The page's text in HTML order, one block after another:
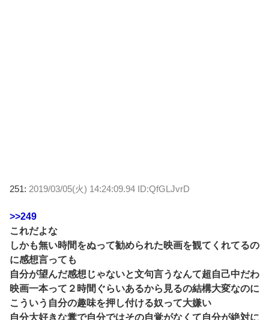
251: 2019/03/05(火) 14:24:09.94 ID:QfGLJvrD
>>249
これだよな
しかも無い時間をぬって勧められた映画を観てくれてるの
に感想言っても
自分が望んだ感想じゃないと文句言うなんて超自己中だわ
映画一本って２時間ぐらいあるから見るの結構大変なのに
こういう自分の趣味を押し付ける奴って大嫌い
自分大好きな糞で自分ではその自覚がなくて自分が絶対に